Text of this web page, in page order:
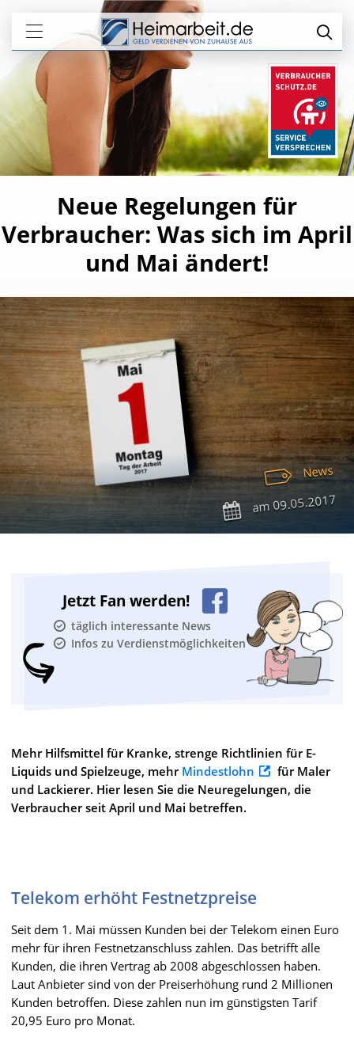
Neue Regelungen für
Verbraucher: Was sich im April
und Mai ändert!
News
am09.05.2017
Jetzt Fan werden!
täglich interessante News
Infos zu Verdienstmöglichkeiten
Mehr Hilfsmittel für Kranke, strenge Richtlinien für E-
Liquids und Spielzeuge, mehr Mindestlohn
für Maler
und Lackierer. Hier lesen Sie die Neuregelungen, die
Verbraucher seit April und Mai betreffen.
Telekom erhöht Festnetzpreise
Seit dem 1. Mai müssen Kunden bei der Telekom einen Euro
mehr für ihren Festnetzanschluss zahlen. Das betrifft alle
Kunden, die ihren Vertrag ab 2008 abgeschlossen haben.
Laut Anbieter sind von der Preiserhöhung rund 2 Millionen
Kunden betroffen. Diese zahlen nun im günstigsten Tarif
20,95 Euro pro Monat.